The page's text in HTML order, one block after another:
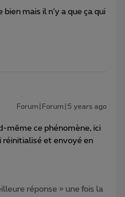
mais il n’y a que ça qui
Forum|Forum|5 years ago
même ce phénomène, ici
réinitialisé et envoyé en
réponse » une fois la